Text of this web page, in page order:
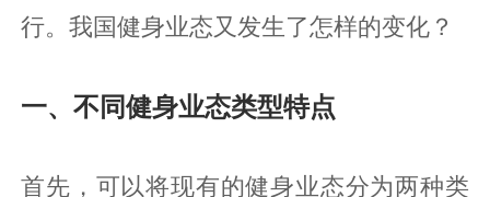
行。我国健身业态又发生了怎样的变化？
一、不同健身业态类型特点
首先，可以将现有的健身业态分为两种类